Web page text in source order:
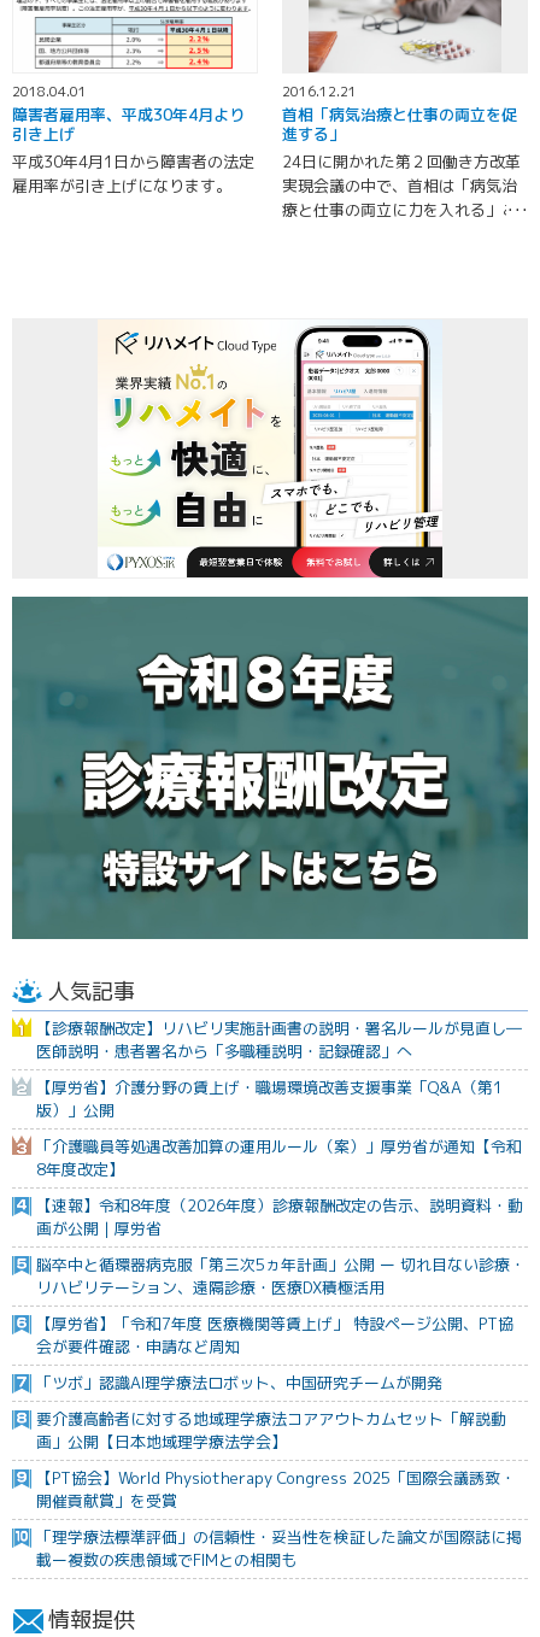
2018.04.01
障害者雇用率、平成30年4月より
引き上げ
平成30年4月1日から障害者の法定
雇用率が引き上げになります。
2016.12.21
首相「病気治療と仕事の両立を促
進する」
24日に開かれた第２回働き方改革
実現会議の中で、首相は「病気治
療と仕事の両立に力を入れる」こ
人気記事
【診療報酬改定】リハビリ実施計画書の説明・署名ルールが見直し―
医師説明・患者署名から「多職種説明・記録確認」へ
【厚労省】介護分野の賃上げ・職場環境改善支援事業「Q&A（第1
版）」公開
「介護職員等処遇改善加算の運用ルール（案）」厚労省が通知【令和
8年度改定】
【速報】令和8年度（2026年度）診療報酬改定の告示、説明資料・動
画が公開｜厚労省
脳卒中と循環器病克服「第三次5ヵ年計画」公開 ー 切れ目ない診療・
リハビリテーション、遠隔診療・医療DX積極活用
【厚労省】「令和7年度 医療機関等賃上げ」 特設ページ公開、PT協
会が要件確認・申請など周知
「ツボ」認識AI理学療法ロボット、中国研究チームが開発
要介護高齢者に対する地域理学療法コアアウトカムセット「解説動
画」公開【日本地域理学療法学会】
【PT協会】World Physiotherapy Congress 2025「国際会議誘致・
開催貢献賞」を受賞
「理学療法標準評価」の信頼性・妥当性を検証した論文が国際誌に掲
載ー複数の疾患領域でFIMとの相関も
情報提供